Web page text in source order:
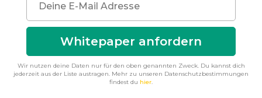
Whitepaper anfordern
Wir nutzen deine Daten nur für den oben genannten Zweck. Du kannst dich
jederzeit aus der Liste austragen. Mehr zu unseren Datenschutzbestimmungen
findest du hier.